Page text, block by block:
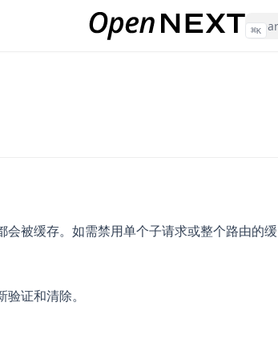
⌘K
in a new tab)
会被缓存。如需禁用单个子请求或整个路由的缓
证和清除。